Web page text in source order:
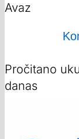
Avaz
Pročitano
danas